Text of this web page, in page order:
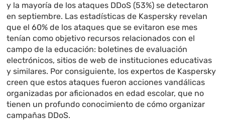
y la mayoría de los ataques DDoS (53%) se detectaron
en septiembre. Las estadísticas de Kaspersky revelan
que el 60% de los ataques que se evitaron ese mes
tenían como objetivo recursos relacionados con el
campo de la educación: boletines de evaluación
electrónicos, sitios de web de instituciones educativas
y similares. Por consiguiente, los expertos de Kaspersky
creen que estos ataques fueron acciones vandálicas
organizadas por aficionados en edad escolar, que no
tienen un profundo conocimiento de cómo organizar
campañas DDoS.